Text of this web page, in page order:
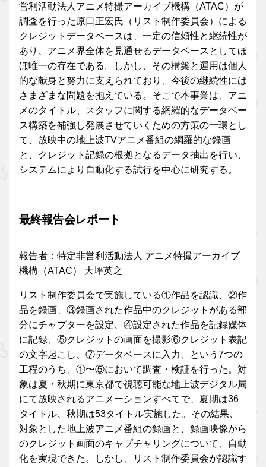
営利活動法人アニメ特撮アーカイブ機構（ATAC）が
調査を行った原口正宏氏（リスト制作委員会）による
クレジットデータベースは、一定の信頼性と継続性が
あり、アニメ界全体を見通せるデータベースとしてほ
ぼ唯一の存在である。しかし、その構築と運用は個人
的な献身と努力に支えられており、今後の継続性には
さまざまな問題を抱えている。そこで本事業は、アニ
メのタイトル、スタッフに関する網羅的なデータベー
ス構築を補強し発展させていくための方策の一環とし
て、放映中の地上波TVアニメ番組の網羅的な録画
と、クレジット記録の根拠となるデータ抽出を行い、
システムにより自動化する試行を中心に研究する。
最終報告会レポート
報告者：特定非営利活動法人 アニメ特撮アーカイブ
機構（ATAC） 大坪英之
リスト制作委員会で実施している①作品を認識、②作
品を録画、③録画された作品中のクレジットがある部
分にチャプターを設定、④設定された作品を記録媒体
に記録、⑤クレジットの画面を撮影⑥クレジット表記
の文字起こし、⑦データベースに入力、という7つの
工程のうち、①〜⑤において調査・検証を行った。対
象は夏・秋期に東京都で視聴可能な地上波デジタル局
にて放映されるアニメーションすべてで、夏期は36
タイトル、秋期は53タイトル実施した。その結果、
対象とした地上波アニメ番組の録画と、録画映像から
のクレジット画面のキャプチャリングについて、自動
化を実現できた。しかし、リスト制作委員会が認識す